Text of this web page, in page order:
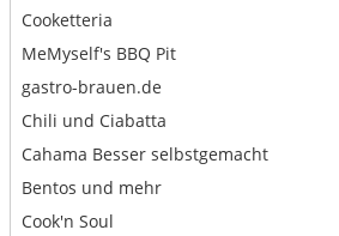
Cooketteria
MeMyself's BBQ Pit
gastro-brauen.de
Chili und Ciabatta
Cahama Besser selbstgemacht
Bentos und mehr
Cook'n Soul